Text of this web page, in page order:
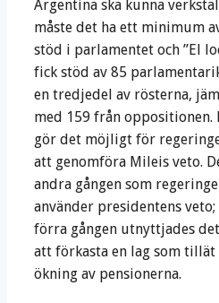
Argentina ska kunna
måste det ha ett minimum
stöd i parlamentet och ”El
fick stöd av 85
en tredjedel av rösterna,
med 159 från oppositionen.
gör det möjligt för
att genomföra Mileis veto.
andra gången som
använder presidentens veto;
förra gången utnyttjades
att förkasta en lag som tillät
ökning av pensionerna.